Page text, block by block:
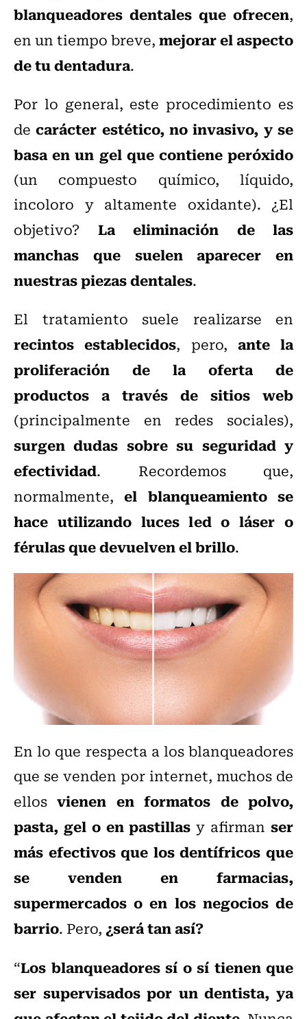
blanqueadores dentales que ofrecen,
en un tiempo breve,mejorar el aspecto
de tu dentadura.
Por lo general, este procedimiento es
decarácter estético, no invasivo, y se
basa en un gel que contiene peróxido
(un compuesto químico, líquido,
incoloro y altamente oxidante). ¿El
objetivo? La eliminación de las
manchas que suelen aparecer en
nuestras piezas dentales.
El tratamiento suele realizarse en
recintos establecidos, pero, ante la
proliferación de la oferta de
productos a través de sitios web
(principalmente en redes sociales),
surgen dudas sobre su seguridad y
efectividad. Recordemos que,
normalmente,el blanqueamiento se
hace utilizando luces led o láser o
férulas que devuelven el brillo.
En lo que respecta a los blanqueadores
que se venden por internet, muchos de
ellosvienen en formatos de polvo,
pasta, gel o en pastillas y afirmanser
más efectivos que los dentífricos que
se venden en farmacias,
supermercados o en los negocios de
barrio. Pero, ¿será tan así?
“Los blanqueadores sí o sí tienen que
ser supervisados por un dentista, ya